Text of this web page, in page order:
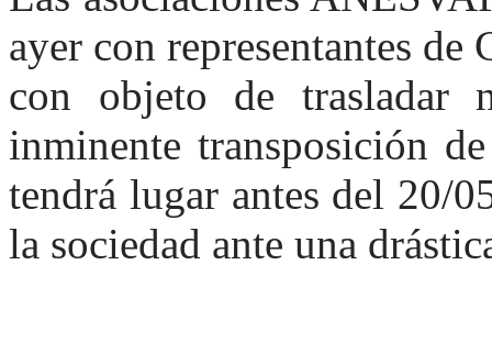
ayer con representantes
con objeto de trasladar
inminente transposición
tendrá lugar antes del 20/
la sociedad ante una